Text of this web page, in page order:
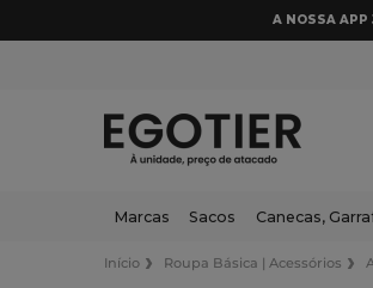
A NOSSA APP
Marcas Sacos Canecas,
Início Roupa Básica | Acessórios